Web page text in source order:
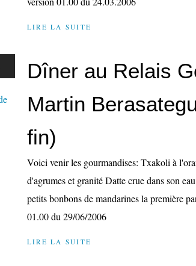
LIRE LA SUITE
Dîner au Relais
Martin
fin)
Voici venir les gourmandises: Txakoli à
d'agrumes et granité Datte crue dans son
petits bonbons de mandarines la première
01.00 du 29/06/2006
LIRE LA SUITE